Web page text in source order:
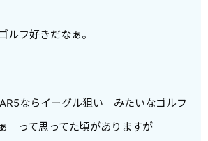
ルフ好きだなぁ。
ならイーグル狙い みたいなゴルフ
って思ってた頃がありますが